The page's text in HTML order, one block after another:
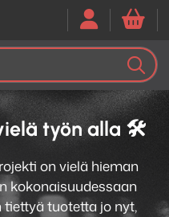
työn alla 🛠️
on vielä hieman
kokonaisuudessaan
tuotetta jo nyt,